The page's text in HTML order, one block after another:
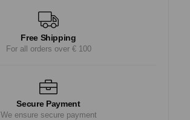
Free Shipping
For all orders over € 100
Secure Payment
We ensure secure payment